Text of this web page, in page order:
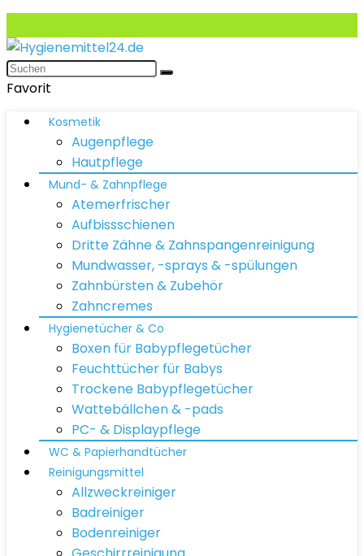
Favorit
Kosmetik
Augenpflege
Hautpflege
Mund- & Zahnpflege
Atemerfrischer
Aufbissschienen
Dritte Zähne & Zahnspangenreinigung
Mundwasser, -sprays & -spülungen
Zahnbürsten & Zubehör
Zahncremes
Hygienetücher & Co
Boxen für Babypflegetücher
Feuchttücher für Babys
Trockene Babypflegetücher
Wattebällchen & -pads
PC- & Displaypflege
WC & Papierhandtücher
Reinigungsmittel
Allzweckreiniger
Badreiniger
Bodenreiniger